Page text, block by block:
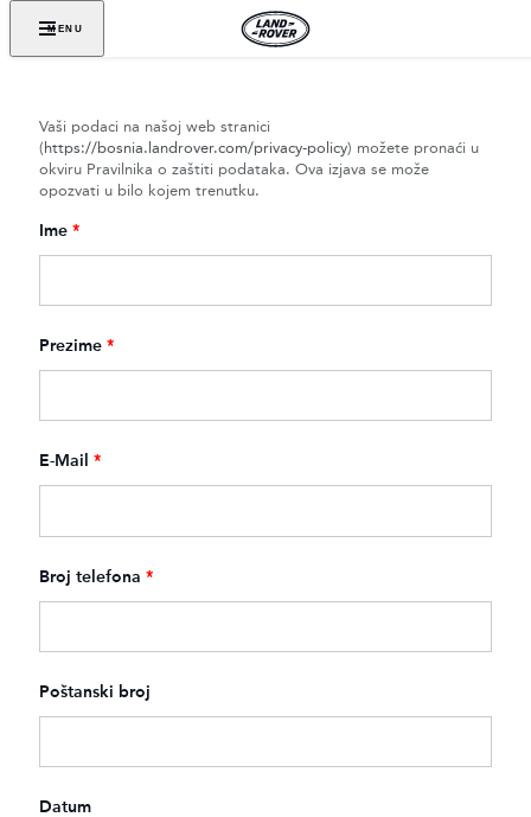
MENU
Vaši podaci na našoj web stranici
( https://bosnia.landrover.com/privacy-policy) možete pronaći u
okviru Pravilnika o zaštiti podataka. Ova izjava se može
opozvati u bilo kojem trenutku.
Ime *
Prezime *
E-Mail *
Broj telefona *
Poštanski broj
Datum